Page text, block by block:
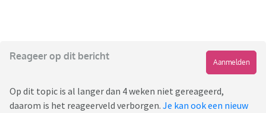
Reageer op dit bericht
Aanmelden
Op dit topic is al langer dan 4 weken niet gereageerd,
daarom is het reageerveld verborgen. Je kan ook een nieuw